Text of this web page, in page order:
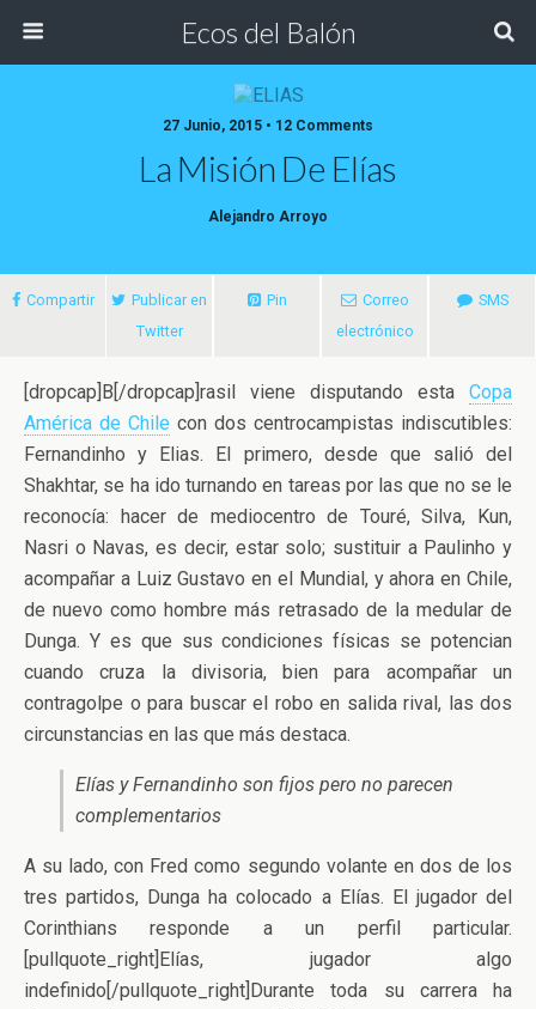
Ecos del Balón
27 Junio, 2015 • 12 Comments
La Misión De Elías
Alejandro Arroyo
Compartir
Publicar en
Twitter
Pin
Correo
electrónico
SMS
[dropcap]B[/dropcap]rasil viene disputando esta Copa
América de Chile con dos centrocampistas indiscutibles:
Fernandinho y Elias. El primero, desde que salió del
Shakhtar, se ha ido turnando en tareas por las que no se le
reconocía: hacer de mediocentro de Touré, Silva, Kun,
Nasri o Navas, es decir, estar solo; sustituir a Paulinho y
acompañar a Luiz Gustavo en el Mundial, y ahora en Chile,
de nuevo como hombre más retrasado de la medular de
Dunga. Y es que sus condiciones físicas se potencian
cuando cruza la divisoria, bien para acompañar un
contragolpe o para buscar el robo en salida rival, las dos
circunstancias en las que más destaca.
Elías y Fernandinho son fijos pero no parecen
complementarios
A su lado, con Fred como segundo volante en dos de los
tres partidos, Dunga ha colocado a Elías. El jugador del
Corinthians responde a un perfil particular.
[pullquote_right]Elías, jugador algo
indefinido[/pullquote_right]Durante toda su carrera ha